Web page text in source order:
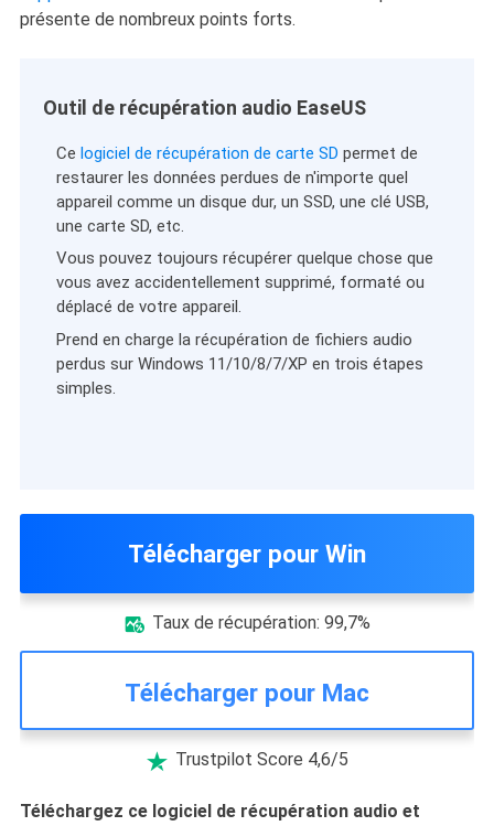
présente de nombreux points forts.
Outil de récupération audio EaseUS
Ce logiciel de récupération de carte SD permet de
restaurer les données perdues de n'importe quel
appareil comme un disque dur, un SSD, une clé USB,
une carte SD, etc.
Vous pouvez toujours récupérer quelque chose que
vous avez accidentellement supprimé, formaté ou
déplacé de votre appareil.
Prend en charge la récupération de fichiers audio
perdus sur Windows 11/10/8/7/XP en trois étapes
simples.
Télécharger pour Win
 Taux de récupération: 99,7%
Télécharger pour Mac
 Trustpilot Score 4,6/5
Téléchargez ce logiciel de récupération audio et